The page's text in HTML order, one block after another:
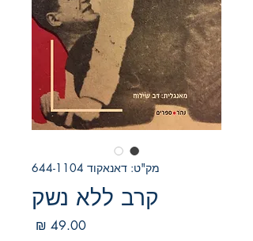
מק"ט: דאנאקוד 644-1104
קרב ללא נשק